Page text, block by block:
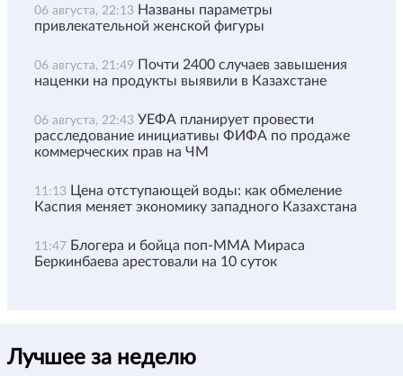
06 августа, 22:13 Названы параметры
привлекательной женской фигуры
06 августа, 21:49 Почти 2400 случаев завышения
наценки на продукты выявили в Казахстане
06 августа, 22:43 УЕФА планирует провести
расследование инициативы ФИФА по продаже
коммерческих прав на ЧМ
11:13 Цена отступающей воды: как обмеление
Каспия меняет экономику западного Казахстана
11:47 Блогера и бойца поп-ММА Мираса
Беркинбаева арестовали на 10 суток
Лучшее за неделю